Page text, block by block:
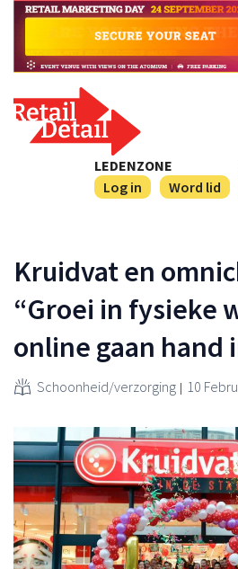
LEDENZONE
Log in
Word lid
Kruidvat en
“Groei in fysieke
online gaan hand
Schoonheid/verzorging 10